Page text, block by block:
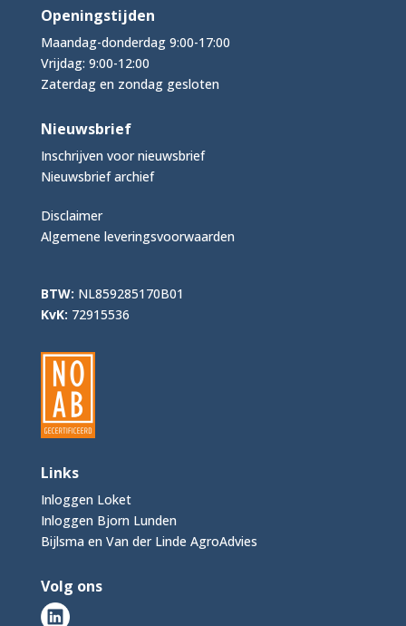
Openingstijden
Maandag-donderdag 9:00-17:00
Vrijdag: 9:00-12:00
Zaterdag en zondag gesloten
Nieuwsbrief
Inschrijven voor nieuwsbrief
Nieuwsbrief archief
Disclaimer
Algemene leveringsvoorwaarden
BTW: NL859285170B01
KvK: 72915536
Links
Inloggen Loket
Inloggen Bjorn Lunden
Bijlsma en Van der Linde AgroAdvies
Volg ons